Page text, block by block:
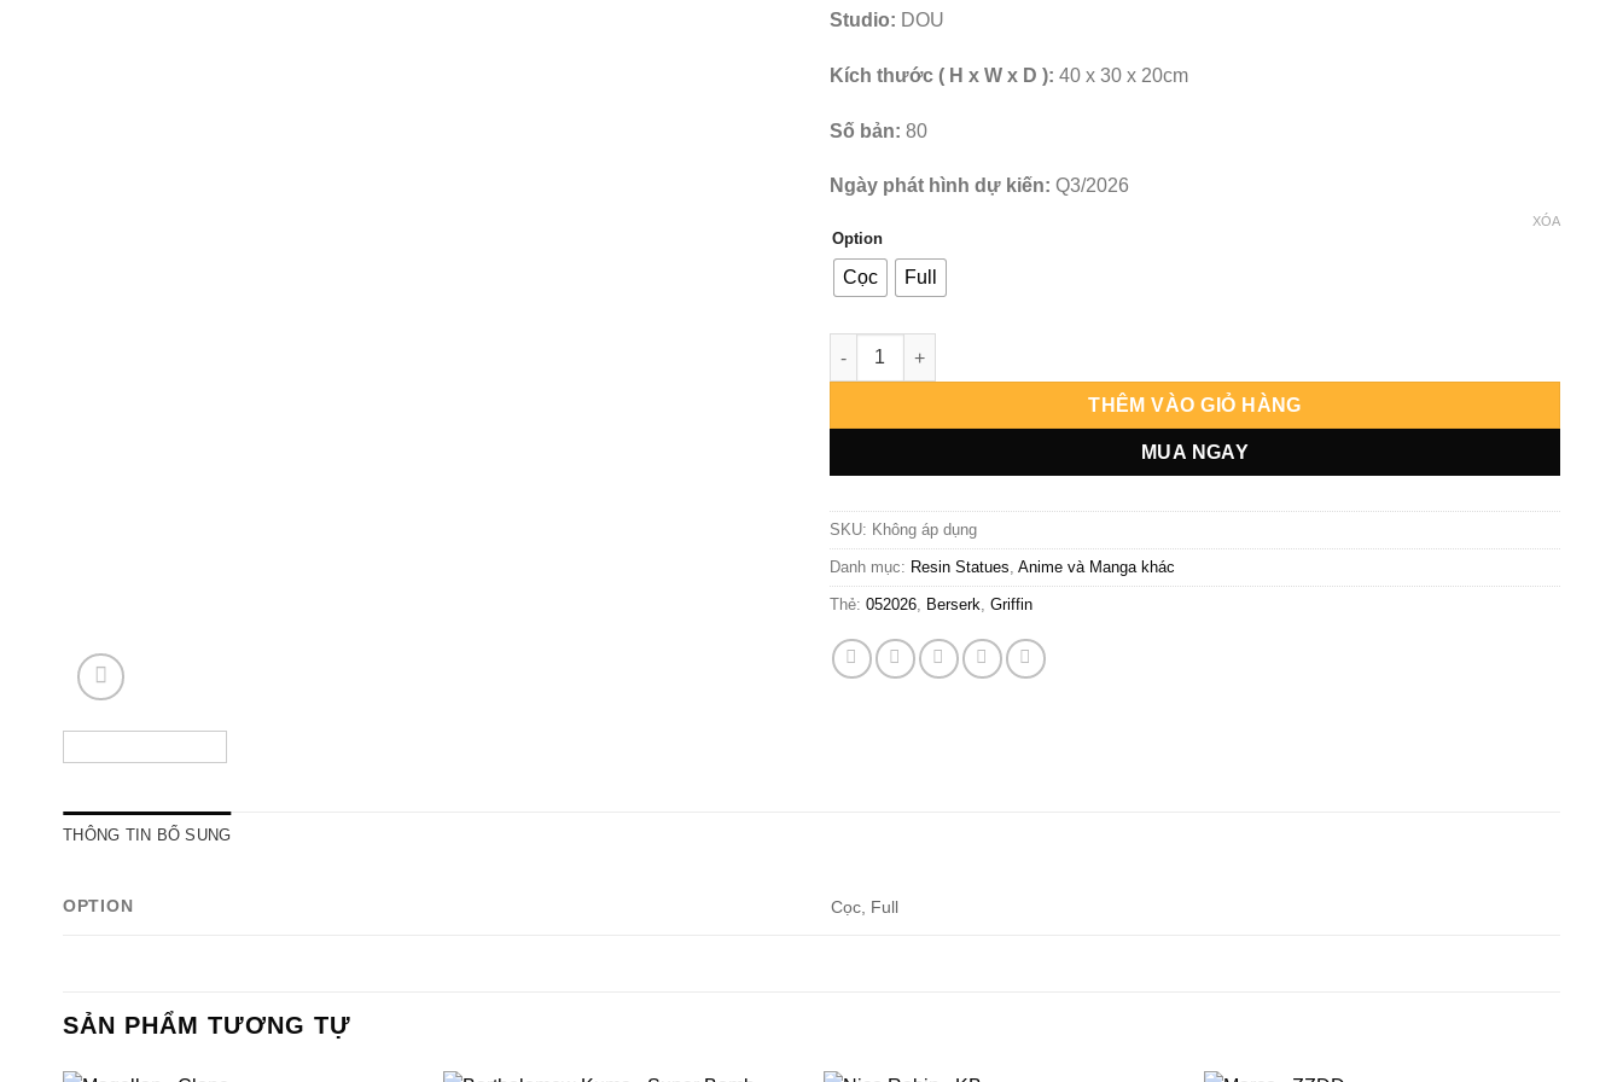
Studio: DOU
Kích thước ( H x W x D ): 40 x 30 x 20cm
Số bản: 80
Ngày phát hình dự kiến: Q3/2026
Option
Cọc Full
XÓA
Berserk - Griffin - DOU số lượng
THÊM VÀO GIỎ HÀNG
MUA NGAY
SKU: Không áp dụng
Danh mục: Resin Statues, Anime và Manga khác
Thẻ: 052026, Berserk, Griffin
THÔNG TIN BỔ SUNG
OPTION Cọc, Full
SẢN PHẨM TƯƠNG TỰ